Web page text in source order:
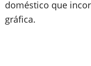
doméstico que
gráfica.